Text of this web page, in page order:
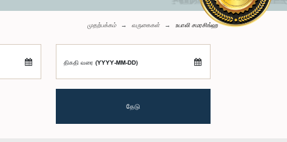
முதற்பக்கம் வருகைகள் உபாலி சமரசிங்ஹ
திகதி வரை (YYYY-MM-DD)
தேடு